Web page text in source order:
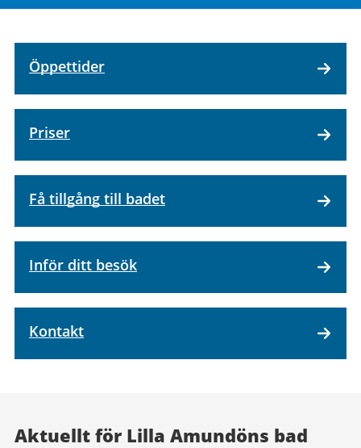
Öppettider
Priser
Få tillgång till badet
Inför ditt besök
Kontakt
Aktuellt för Lilla Amundöns bad